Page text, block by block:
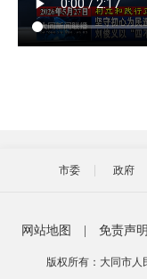
市委 政府
网站地图 | 免责声明
版权所有：大同市人